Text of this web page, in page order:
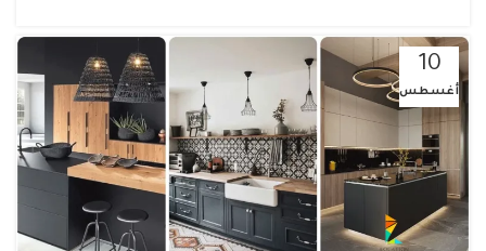
10
أغسطس